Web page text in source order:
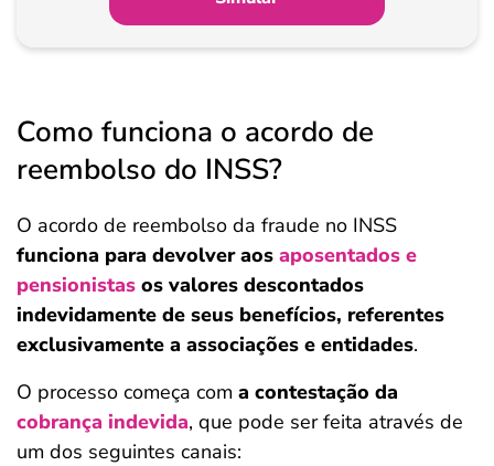
Como funciona o acordo de
reembolso do INSS?
O acordo de reembolso da fraude no INSS
funciona para devolver aos aposentados e
pensionistas os valores descontados
indevidamente de seus benefícios, referentes
exclusivamente a associações e entidades.
O processo começa com a contestação da
cobrança indevida, que pode ser feita através de
um dos seguintes canais: